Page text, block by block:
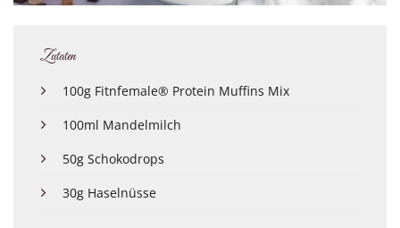
Zutaten
100g Fitnfemale® Protein Muffins Mix
100ml Mandelmilch
50g Schokodrops
30g Haselnüsse